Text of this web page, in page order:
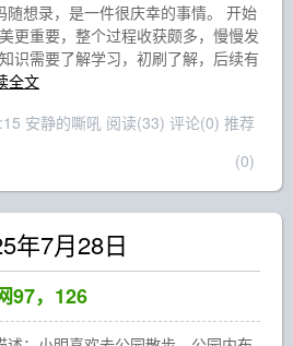
想录，是一件很庆幸的事情。 开始
更重要，整个过程收获颇多，慢慢发
识需要了解学习，初刷了解，后续有
全文
安静的嘶吼 阅读(33) 评论(0) 推荐
(0)
年7月28日
97，126